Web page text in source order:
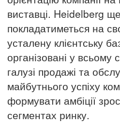
виставці. Heidelberg
покладатиметься на
усталену клієнтську
організовані у всьому
галузі продажі та
майбутнього успіху
формувати амбіції
сегментах ринку.